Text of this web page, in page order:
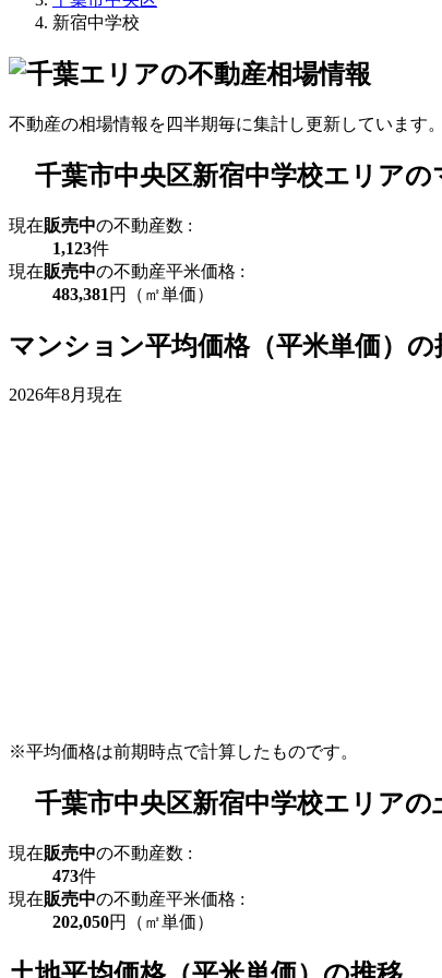
新宿中学校
不動産の相場情報を四半期毎に集計し更新しています
千葉市中央区新宿中学校エリアの
現在販売中の不動産数 :
1,123件
現在販売中の不動産平米価格 :
483,381 円（㎡単価）
マンション平均価格（平米単価）の
2026年8月現在
※平均価格は前期時点で計算したものです。
千葉市中央区新宿中学校エリアの
現在販売中の不動産数 :
473件
現在販売中の不動産平米価格 :
202,050円（㎡単価）